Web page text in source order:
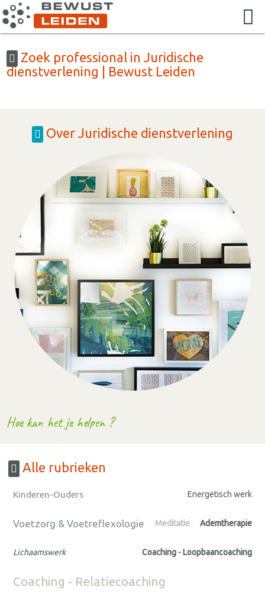
Zoek professional in Juridische
dienstverlening | Bewust Leiden
Over Juridische dienstverlening
Hoe kan het je helpen ?
Alle rubrieken
Kinderen-Ouders Energetisch werk
Voetzorg & Voetreflexologie Meditatie Ademtherapie
Lichaamswerk Coaching - Loopbaancoaching
Coaching - Relatiecoaching